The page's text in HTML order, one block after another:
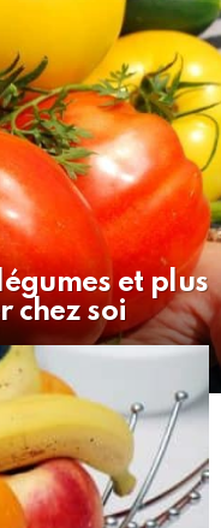
et plus
chez soi